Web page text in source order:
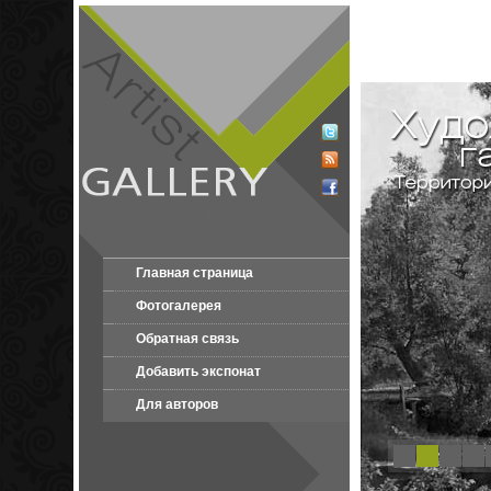
Главная страница
Фотогалерея
Обратная связь
Добавить экспонат
Для авторов